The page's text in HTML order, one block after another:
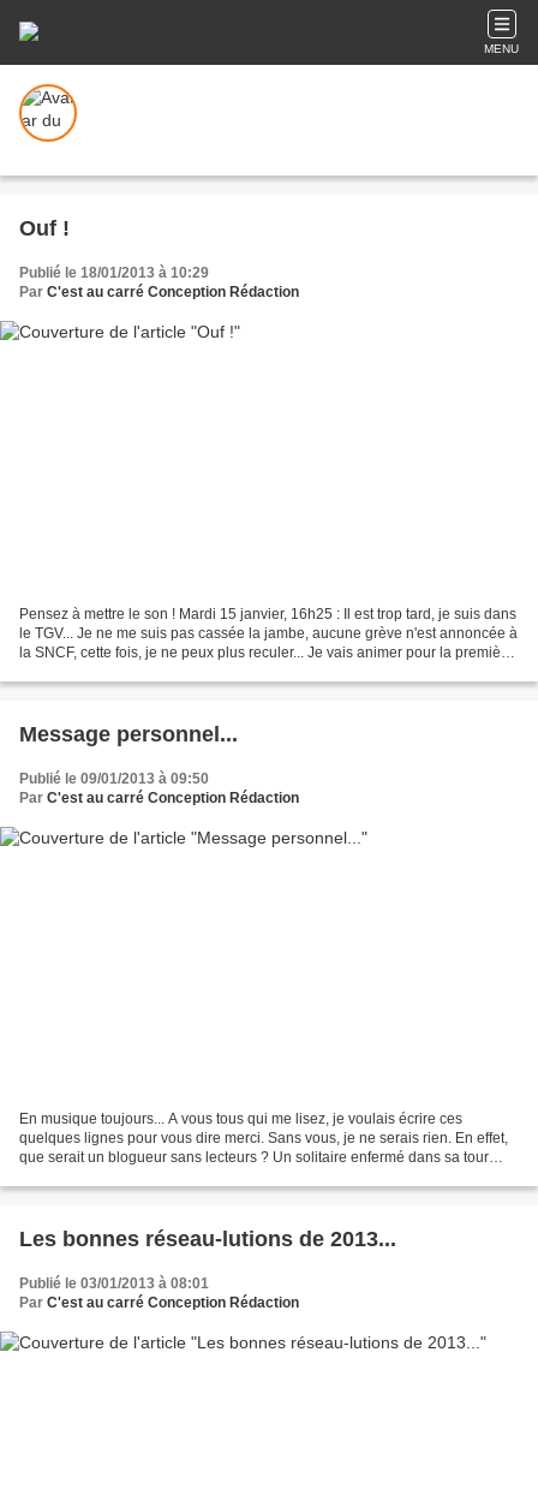
MENU
Ouf !
Publié le 18/01/2013 à 10:29
Par C'est au carré Conception Rédaction
Pensez à mettre le son ! Mardi 15 janvier, 16h25 : Il est trop tard, je suis dans
le TGV... Je ne me suis pas cassée la jambe, aucune grève n'est annoncée à
la SNCF, cette fois, je ne peux plus reculer... Je vais animer pour la première
Message personnel...
Publié le 09/01/2013 à 09:50
Par C'est au carré Conception Rédaction
En musique toujours... A vous tous qui me lisez, je voulais écrire ces
quelques lignes pour vous dire merci. Sans vous, je ne serais rien. En effet,
que serait un blogueur sans lecteurs ? Un solitaire enfermé dans sa tour
Les bonnes réseau-lutions de 2013...
Publié le 03/01/2013 à 08:01
Par C'est au carré Conception Rédaction